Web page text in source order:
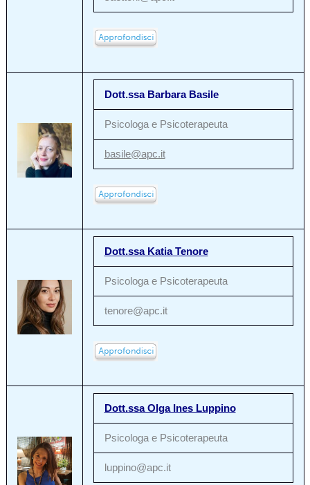
Dott.ssa Barbara Basile
Psicologa e Psicoterapeuta
basile@apc.it
Dott.ssa Katia Tenore
Psicologa e Psicoterapeuta
tenore@apc.it
Dott.ssa Olga Ines Luppino
Psicologa e Psicoterapeuta
luppino@apc.it